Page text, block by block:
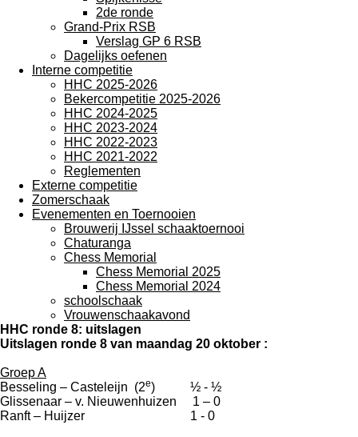
2de ronde
Grand-Prix RSB
Verslag GP 6 RSB
Dagelijks oefenen
Interne competitie
HHC 2025-2026
Bekercompetitie 2025-2026
HHC 2024-2025
HHC 2023-2024
HHC 2022-2023
HHC 2021-2022
Reglementen
Externe competitie
Zomerschaak
Evenementen en Toernooien
Brouwerij IJssel schaaktoernooi
Chaturanga
Chess Memorial
Chess Memorial 2025
Chess Memorial 2024
schoolschaak
Vrouwenschaakavond
HHC ronde 8: uitslagen
Uitslagen ronde 8 van maandag 20 oktober :
Groep A
Besseling – Casteleijn (2e) ½ - ½
Glissenaar – v. Nieuwenhuizen 1 – 0
Ranft – Huijzer 1 - 0